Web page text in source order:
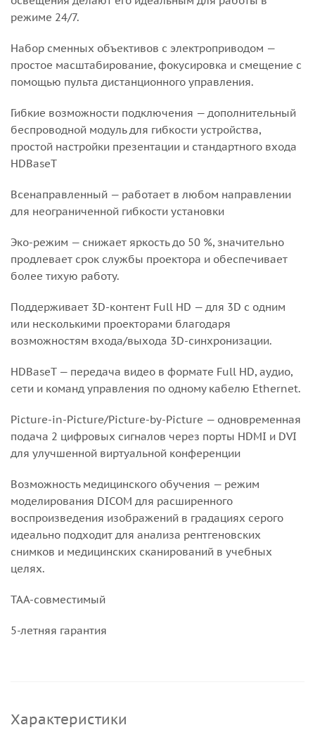
режиме 24/7.
Набор сменных объективов с электроприводом —
простое масштабирование, фокусировка и смещение с
помощью пульта дистанционного управления.
Гибкие возможности подключения — дополнительный
беспроводной модуль для гибкости устройства,
простой настройки презентации и стандартного входа
HDBaseT
Всенаправленный — работает в любом направлении
для неограниченной гибкости установки
Эко-режим — снижает яркость до 50 %, значительно
продлевает срок службы проектора и обеспечивает
более тихую работу.
Поддерживает 3D-контент Full HD — для 3D с одним
или несколькими проекторами благодаря
возможностям входа/выхода 3D-синхронизации.
HDBaseT — передача видео в формате Full HD, аудио,
сети и команд управления по одному кабелю Ethernet.
Picture-in-Picture/Picture-by-Picture — одновременная
подача 2 цифровых сигналов через порты HDMI и DVI
для улучшенной виртуальной конференции
Возможность медицинского обучения — режим
моделирования DICOM для расширенного
воспроизведения изображений в градациях серого
идеально подходит для анализа рентгеновских
снимков и медицинских сканирований в учебных
целях.
TAA-совместимый
5-летняя гарантия
Характеристики